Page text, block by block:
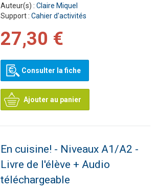
Auteur(s) : Claire Miquel
Support : Cahier d'activités
27,30 €
Consulter la fiche
Ajouter au panier
En cuisine! - Niveaux A1/A2 -
Livre de l'élève + Audio
téléchargeable